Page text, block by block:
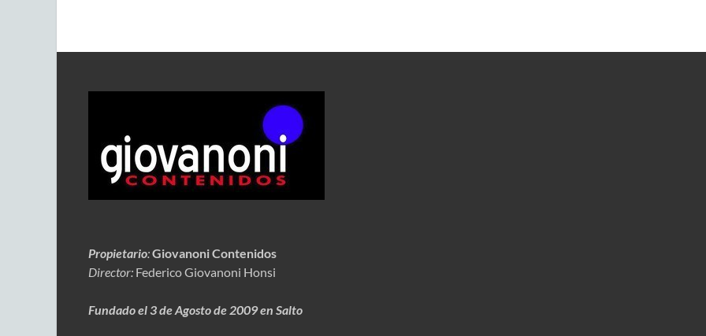
Propietario:Giovanoni Contenidos
Director: Federico Giovanoni Honsi
Fundado el 3 de Agosto de 2009 en Salto